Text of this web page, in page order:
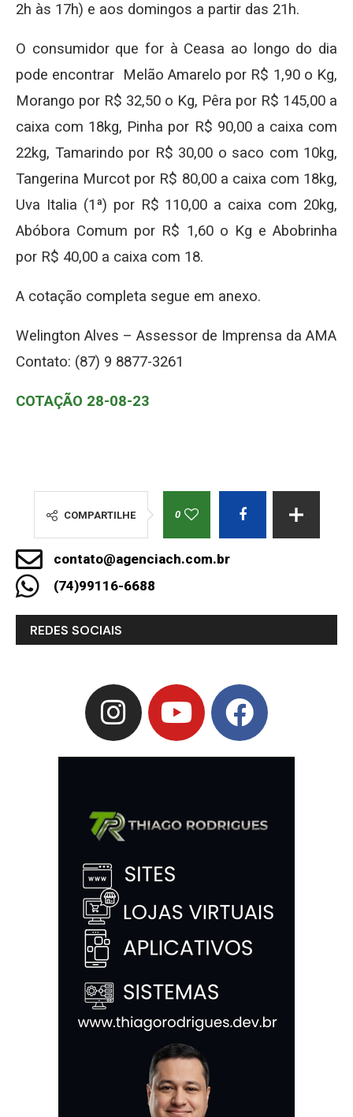
2h às 17h) e aos domingos a partir das 21h.
O consumidor que for à Ceasa ao longo do dia
pode encontrar Melão Amarelo por R$ 1,90 o Kg,
Morango por R$ 32,50 o Kg, Pêra por R$ 145,00 a
caixa com 18kg, Pinha por R$ 90,00 a caixa com
22kg, Tamarindo por R$ 30,00 o saco com 10kg,
Tangerina Murcot por R$ 80,00 a caixa com 18kg,
Uva Italia (1ª) por R$ 110,00 a caixa com 20kg,
Abóbora Comum por R$ 1,60 o Kg e Abobrinha
por R$ 40,00 a caixa com 18.
A cotação completa segue em anexo.
Welington Alves – Assessor de Imprensa da AMA
Contato: (87) 9 8877-3261
COTAÇÃO 28-08-23
COMPARTILHE 0
contato@agenciach.com.br
(74)99116-6688
REDES SOCIAIS